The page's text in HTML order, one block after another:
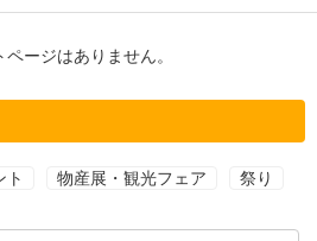
ージはありません。
ト 物産展・観光フェア 祭り